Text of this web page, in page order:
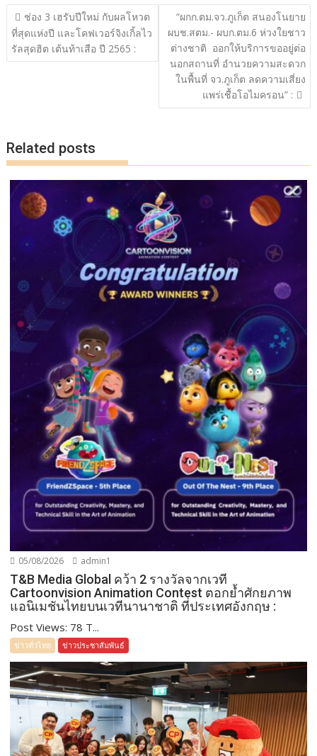
o
o
k
Li
n
k
แนะแนว
เรื่อง
ช่อง 3 เฮรับปีใหม่ กับผลโหวต
ที่สุดแห่งปี และโคฟเวอร์จิงเกิ้ลไว
รัลสุดฮิต เต้นท้าเสือ ปี 2565 :
“ผกก.ตม.จว.ภูเก็ต สนองโนยาย
ผบช.สตม.- ผบก.ตม.6 ห่วงใยชาว
ต่างชาติ ออกให้บริการขออยู่ต่อ
นอกสถานที่ อำนวยความสะดวก
ในพื้นที่ จว.ภูเก็ต ลดความเสี่ยง
แพร่เชื้อโอไมครอน” :
Related posts
05/08/2026 admin1
T&B Media Global คว้า 2 รางวัลจากเวที
Cartoonvision Animation Contest ตอกย้ำศักยภาพ
แอนิเมชันไทยบนเวทีนานาชาติ ที่ประเทศอังกฤษ :
Post Views: 78 T...
ข่าวทั่วไทย ข่าวประชาสัมพันธ์